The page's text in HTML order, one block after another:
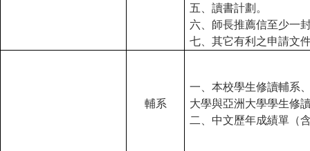
五、讀書計劃。
六、師長推薦信至少一
七、其它有利之申請文
輔系
一、本校學生修讀輔系
大學與亞洲大學學生修
二、中文歷年成績單（